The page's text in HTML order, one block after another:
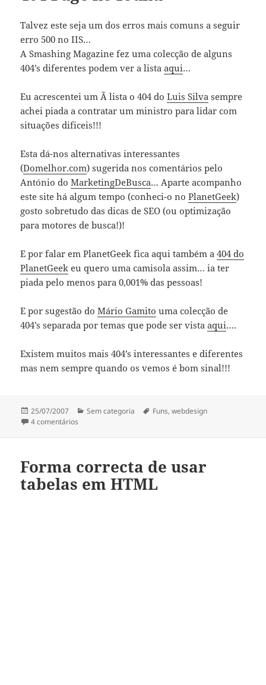
Talvez este seja um dos erros mais comuns a seguir
erro 500 no IIS…
A Smashing Magazine fez uma colecção de alguns
404’s diferentes podem ver a listaaqui…
Eu acrescentei um Ã lista o 404 doLuis Silva sempre
achei piada a contratar um ministro para lidar com
situações dificeis!!!
Esta dá-nos alternativas interessantes
(Domelhor.com) sugerida nos comentários pelo
António doMarketingDeBusca… Aparte acompanho
este site há algum tempo (conheci-o noPlanetGeek)
gosto sobretudo das dicas de SEO (ou optimização
para motores de busca!)!
E por falar em PlanetGeek fica aqui também a404 do
PlanetGeek eu quero uma camisola assim… ia ter
piada pelo menos para 0,001% das pessoas!
E por sugestão doMário Gamito uma colecção de
404’s separada por temas que pode ser vistaaqui….
Existem muitos mais 404’s interessantes e diferentes
mas nem sempre quando os vemos é bom sinal!!!
Publicado
a
25/07/2007 Categorias
Sem categoria Etiquetas
Funs,webdesign
4 comentários
Forma correcta de usar
tabelas em HTML